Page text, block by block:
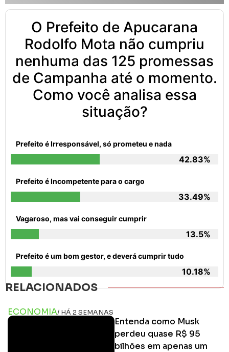
O Prefeito de Apucarana
Rodolfo Mota não cumpriu
nenhuma das 125 promessas
de Campanha até o momento.
Como você analisa essa
situação?
Prefeito é Irresponsável, só prometeu e nada
42.83%
Prefeito é Incompetente para o cargo
33.49%
Vagaroso, mas vai conseguir cumprir
13.5%
Prefeito é um bom gestor, e deverá cumprir tudo
10.18%
RELACIONADOS
ECONOMIA/ HÁ 2 SEMANAS
Entenda como Musk
perdeu quase R$ 95
bilhões em apenas um